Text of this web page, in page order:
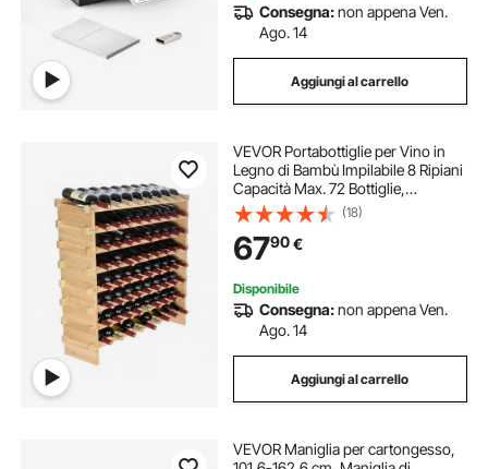
Consegna:non appena Ven.
Ago. 14
Aggiungi al carrello
VEVOR Portabottiglie per Vino in
Legno di Bambù Impilabile 8 Ripiani
Capacità Max. 72 Bottiglie,
Cantinetta Portabottiglie 8 Piani da
Terra per Vino Materiale Legno
Bambù Struttura Modulare Fai-da-te
(18)
6790€
Disponibile
Consegna:non appena Ven.
Ago. 14
Aggiungi al carrello
VEVOR Maniglia per cartongesso,